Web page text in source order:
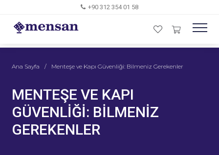
+90 312 354 01 58
Ana Sayfa / Menteşe ve Kapı Güvenliği: Bilmeniz Gerekenler
MENTEŞE VE KAPI
GÜVENLIĞI: BILMENIZ
GEREKENLER